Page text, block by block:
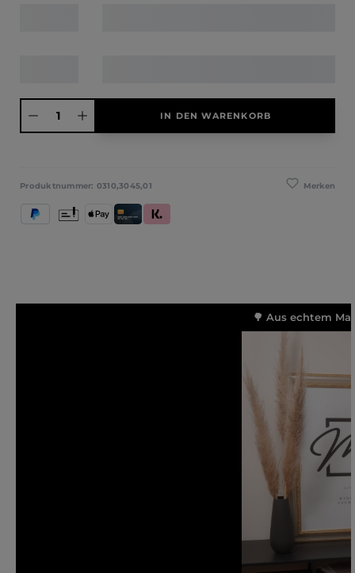
IN DEN WARENKORB
Merken
Produktnummer: 0310,3045,01
PayPal Apple PayKredit- und Debitkarte
Klarna (Rechnung / Ratenkauf / Sofort)
Vorkasse
🌳 Aus echtem